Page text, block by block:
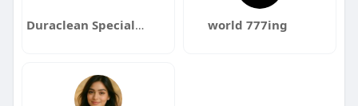
Duraclean Specialists Inc world 777ing